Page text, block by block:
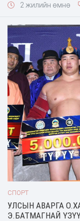
2 жилийн өмнө
СПОРТ
УЛСЫН АВАРГА
Э.БАТМАГНАЙ